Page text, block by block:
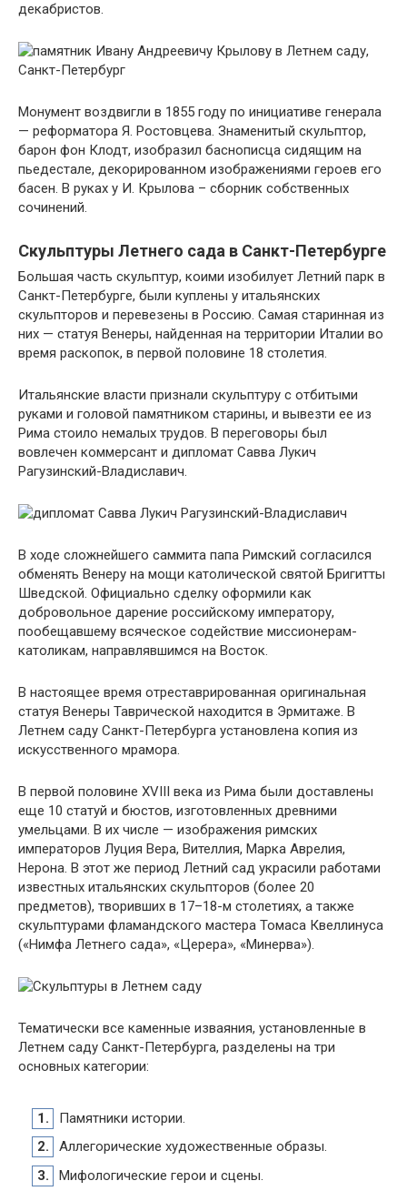
декабристов.
Монумент воздвигли в 1855 году по инициативе генерала
— реформатора Я. Ростовцева. Знаменитый скульптор,
барон фон Клодт, изобразил баснописца сидящим на
пьедестале, декорированном изображениями героев его
басен. В руках у И. Крылова – сборник собственных
сочинений.
Скульптуры Летнего сада в Санкт-Петербурге
Большая часть скульптур, коими изобилует Летний парк в
Санкт-Петербурге, были куплены у итальянских
скульпторов и перевезены в Россию. Самая старинная из
них — статуя Венеры, найденная на территории Италии во
время раскопок, в первой половине 18 столетия.
Итальянские власти признали скульптуру с отбитыми
руками и головой памятником старины, и вывезти ее из
Рима стоило немалых трудов. В переговоры был
вовлечен коммерсант и дипломат Савва Лукич
Рагузинский-Владиславич.
В ходе сложнейшего саммита папа Римский согласился
обменять Венеру на мощи католической святой Бригитты
Шведской. Официально сделку оформили как
добровольное дарение российскому императору,
пообещавшему всяческое содействие миссионерам-
католикам, направлявшимся на Восток.
В настоящее время отреставрированная оригинальная
статуя Венеры Таврической находится в Эрмитаже. В
Летнем саду Санкт-Петербурга установлена копия из
искусственного мрамора.
В первой половине XVIII века из Рима были доставлены
еще 10 статуй и бюстов, изготовленных древними
умельцами. В их числе — изображения римских
императоров Луция Вера, Вителлия, Марка Аврелия,
Нерона. В этот же период Летний сад украсили работами
известных итальянских скульпторов (более 20
предметов), творивших в 17–18-м столетиях, а также
скульптурами фламандского мастера Томаса Квеллинуса
(«Нимфа Летнего сада», «Церера», «Минерва»).
Тематически все каменные изваяния, установленные в
Летнем саду Санкт-Петербурга, разделены на три
основных категории:
Памятники истории.
Аллегорические художественные образы.
Мифологические герои и сцены.